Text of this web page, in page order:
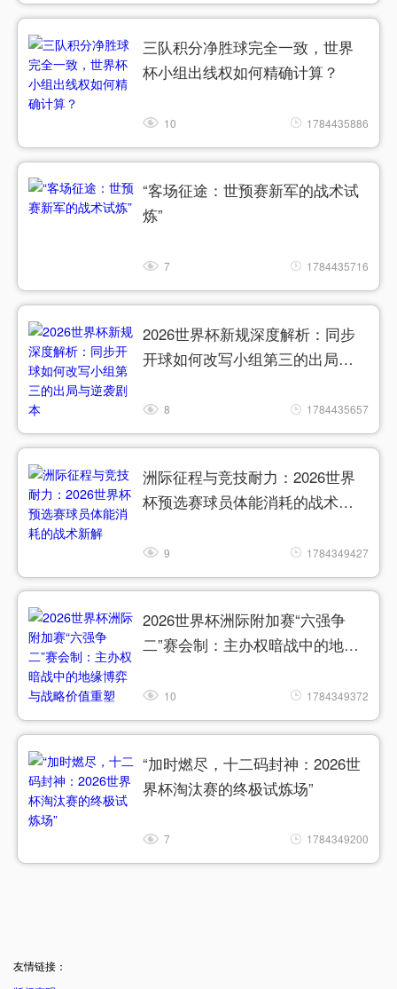
三队积分净胜球完全一致，世界
杯小组出线权如何精确计算？
10 1784435886
“客场征途：世预赛新军的战术试
炼”
7 1784435716
2026世界杯新规深度解析：同步
开球如何改写小组第三的出局与
8 1784435657
洲际征程与竞技耐力：2026世界
杯预选赛球员体能消耗的战术新
9 1784349427
2026世界杯洲际附加赛“六强争
二”赛会制：主办权暗战中的地缘
10 1784349372
“加时燃尽，十二码封神：2026世
界杯淘汰赛的终极试炼场”
7 1784349200
友情链接：